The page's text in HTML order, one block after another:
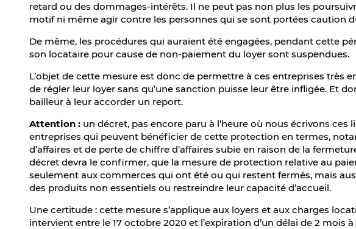
retard ou des dommages-intérêts. Il ne peut pas non plus les
motif ni même agir contre les personnes qui se sont portées caution
De même, les procédures qui auraient été engagées, pendant cette
son locataire pour cause de non-paiement du loyer sont suspendues.
L’objet de cette mesure est donc de permettre à ces entreprises très
de régler leur loyer sans qu’une sanction puisse leur être infligée. Et
bailleur à leur accorder un report.
Attention : un décret, pas encore paru à l’heure où nous écrivons ces
entreprises qui peuvent bénéficier de cette protection en termes,
d’affaires et de perte de chiffre d’affaires subie en raison de la
décret devra le confirmer, que la mesure de protection relative au
seulement aux commerces qui ont été ou qui restent fermés, mais
des produits non essentiels ou restreindre leur capacité d’accueil.
Une certitude : cette mesure s’applique aux loyers et aux charges
intervient entre le 17 octobre 2020 et l’expiration d’un délai de 2 mois